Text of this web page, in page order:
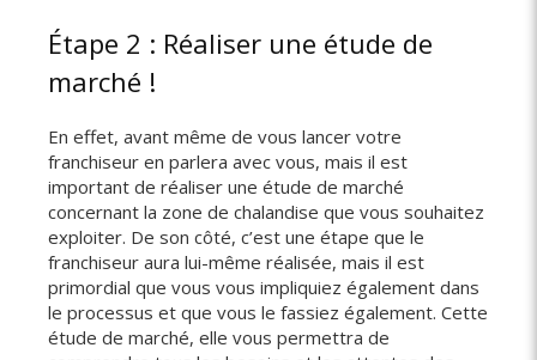
Étape 2 : Réaliser une étude de
marché !
En effet, avant même de vous lancer votre
franchiseur en parlera avec vous, mais il est
important de réaliser une étude de marché
concernant la zone de chalandise que vous souhaitez
exploiter. De son côté, c’est une étape que le
franchiseur aura lui-même réalisée, mais il est
primordial que vous vous impliquiez également dans
le processus et que vous le fassiez également. Cette
étude de marché, elle vous permettra de